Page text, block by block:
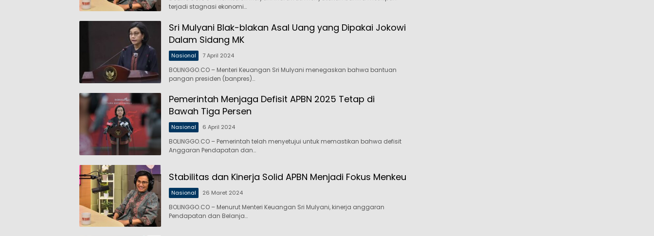
terjadi stagnasi ekonomi…
Sri Mulyani Blak-blakan Asal Uang yang Dipakai Jokowi
Dalam Sidang MK
Nasional 7 April 2024
BOLINGGO.CO – Menteri Keuangan Sri Mulyani menegaskan bahwa bantuan
pangan presiden (banpres)…
Pemerintah Menjaga Defisit APBN 2025 Tetap di
Bawah Tiga Persen
Nasional 6 April 2024
BOLINGGO.CO – Pemerintah telah menyetujui untuk memastikan bahwa defisit
Anggaran Pendapatan dan…
Stabilitas dan Kinerja Solid APBN Menjadi Fokus Menkeu
Nasional 26 Maret 2024
BOLINGGO.CO – Menurut Menteri Keuangan Sri Mulyani, kinerja anggaran
Pendapatan dan Belanja…